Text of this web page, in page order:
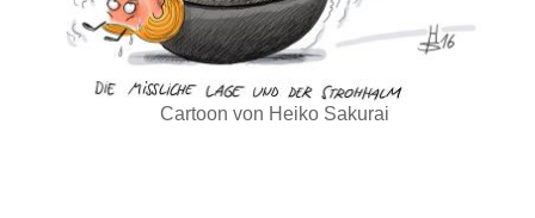
Cartoon von Heiko Sakurai